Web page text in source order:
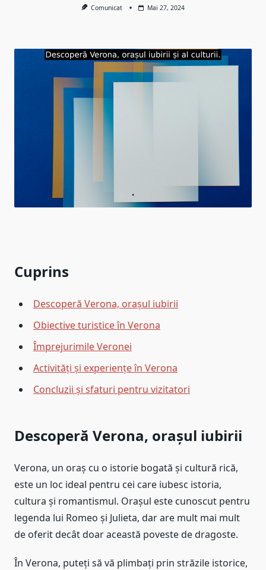
Comunicat Mai 27, 2024
Cuprins
Descoperă Verona, orașul iubirii
Obiective turistice în Verona
Împrejurimile Veronei
Activități și experiențe în Verona
Concluzii și sfaturi pentru vizitatori
Descoperă Verona, orașul iubirii
Verona, un oraș cu o istorie bogată și cultură rică,
este un loc ideal pentru cei care iubesc istoria,
cultura și romantismul. Orașul este cunoscut pentru
legenda lui Romeo și Julieta, dar are mult mai mult
de oferit decât doar această poveste de dragoste.
În Verona, puteți să vă plimbați prin străzile istorice,